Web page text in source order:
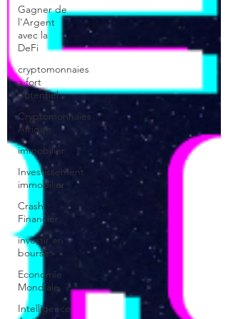
Gagner de
l'Argent
avec la
DeFi
cryptomonnaies
a fort
potentiel
Cryptomonnaies
Afrique
immobilier
Investissement
immobilier
Crash
Financier
investir en
bourse
Economie
Mondiale
Intelligence